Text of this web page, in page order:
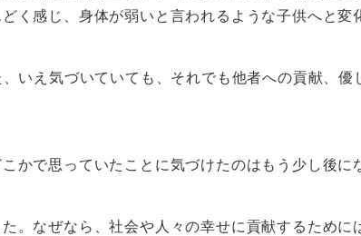
く感じ、身体が弱いと言われるような子供へと変
いえ気づいていても、それでも他者への貢献、
かで思っていたことに気づけたのはもう少し後に
。なぜなら、社会や人々の幸せに貢献するため